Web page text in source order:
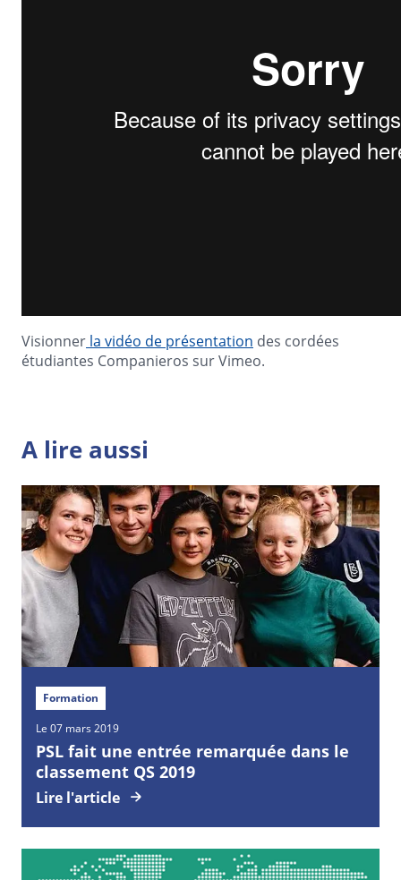
Visionner la vidéo de présentation des cordées
étudiantes Companieros sur Vimeo.
A lire aussi
Formation
Le 07 mars 2019
PSL fait une entrée remarquée dans le
classement QS 2019
Lire l'article